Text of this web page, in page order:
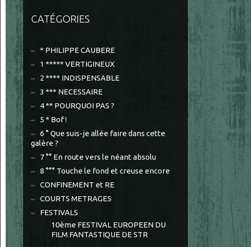
CATÉGORIES
* PHILIPPE CAUBERE
1 ***** VERTIGINEUX
2 **** INDISPENSABLE
3 *** NECESSAIRE
4 ** POURQUOI PAS ?
5 * Bof !
6 ° Que suis-je allée faire dans cette
galère ?
7 °° En route vers le néant absolu
8 °°° Touche le fond et creuse encore
CONFINEMENT et RE
COURTS METRAGES
FESTIVALS
10ème FESTIVAL EUROPEEN DU
FILM FANTASTIQUE DE STR